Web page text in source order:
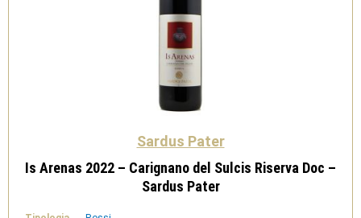
Sardus Pater
Is Arenas 2022 – Carignano del Sulcis Riserva Doc –
Sardus Pater